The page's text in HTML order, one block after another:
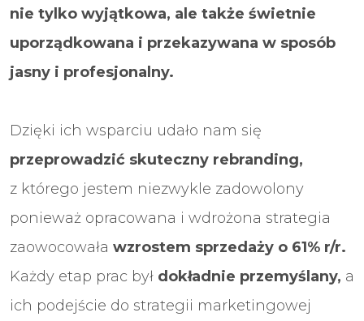
nie tylko wyjątkowa, ale także świetnie
uporządkowana i przekazywana w sposób
jasny i profesjonalny.
Dzięki ich wsparciu udało nam się
przeprowadzić skuteczny rebranding,
z którego jestem niezwykle zadowolony
ponieważ opracowana i wdrożona strategia
zaowocowała wzrostem sprzedaży o 61% r/r.
Każdy etap prac był dokładnie przemyślany, a
ich podejście do strategii marketingowej